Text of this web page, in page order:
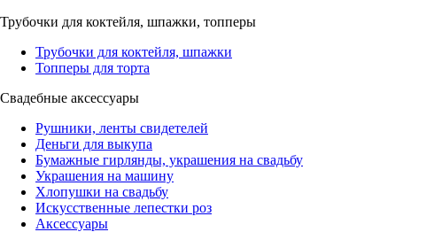
Трубочки для коктейля, шпажки, топперы
Трубочки для коктейля, шпажки
Топперы для торта
Свадебные аксессуары
Рушники, ленты свидетелей
Деньги для выкупа
Бумажные гирлянды, украшения на свадьбу
Украшения на машину
Хлопушки на свадьбу
Искусственные лепестки роз
Аксессуары